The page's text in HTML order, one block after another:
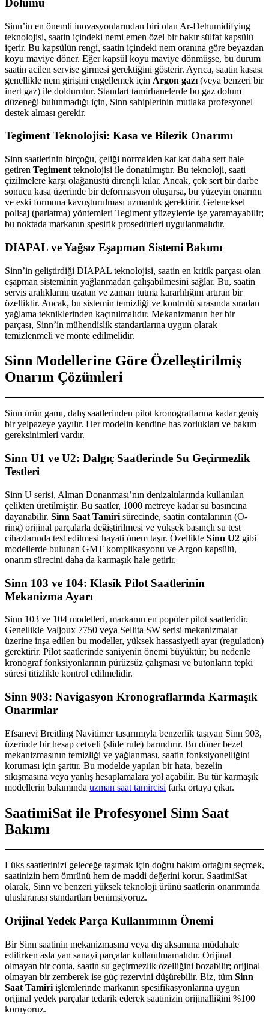
Dolumu
Sinn’in en önemli inovasyonlarından biri olan Ar-Dehumidifying
teknolojisi, saatin içindeki nemi emen özel bir bakır sülfat kapsülü
içerir. Bu kapsülün rengi, saatin içindeki nem oranına göre beyazdan
koyu maviye döner. Eğer kapsül koyu maviye dönmüşse, bu durum
saatin acilen servise girmesi gerektiğini gösterir. Ayrıca, saatin kasası
genellikle nem girişini engellemek için Argon gazı (veya benzeri bir
inert gaz) ile doldurulur. Standart tamirhanelerde bu gaz dolum
düzeneği bulunmadığı için, Sinn sahiplerinin mutlaka profesyonel
destek alması gerekir.
Tegiment Teknolojisi: Kasa ve Bilezik Onarımı
Sinn saatlerinin birçoğu, çeliği normalden kat kat daha sert hale
getiren Tegiment teknolojisi ile donatılmıştır. Bu teknoloji, saati
çizilmelere karşı olağanüstü dirençli kılar. Ancak, çok sert bir darbe
sonucu kasa üzerinde bir deformasyon oluşursa, bu yüzeyin onarımı
ve eski formuna kavuşturulması uzmanlık gerektirir. Geleneksel
polisaj (parlatma) yöntemleri Tegiment yüzeylerde işe yaramayabilir;
bu noktada markanın spesifik prosedürleri uygulanmalıdır.
DIAPAL ve Yağsız Eşapman Sistemi Bakımı
Sinn’in geliştirdiği DIAPAL teknolojisi, saatin en kritik parçası olan
eşapman sisteminin yağlanmadan çalışabilmesini sağlar. Bu, saatin
servis aralıklarını uzatan ve zaman tutma kararlılığını artıran bir
özelliktir. Ancak, bu sistemin temizliği ve kontrolü sırasında sıradan
yağlama tekniklerinden kaçınılmalıdır. Mekanizmanın her bir
parçası, Sinn’in mühendislik standartlarına uygun olarak
temizlenmeli ve monte edilmelidir.
Sinn Modellerine Göre Özelleştirilmiş
Onarım Çözümleri
Sinn ürün gamı, dalış saatlerinden pilot kronograflarına kadar geniş
bir yelpazeye yayılır. Her modelin kendine has zorlukları ve bakım
gereksinimleri vardır.
Sinn U1 ve U2: Dalgıç Saatlerinde Su Geçirmezlik
Testleri
Sinn U serisi, Alman Donanması’nın denizaltılarında kullanılan
çelikten üretilmiştir. Bu saatler, 1000 metreye kadar su basıncına
dayanabilir. Sinn Saat Tamiri sürecinde, saatin contalarının (O-
ring) orijinal parçalarla değiştirilmesi ve yüksek basınçlı su test
cihazlarında test edilmesi hayati önem taşır. Özellikle Sinn U2 gibi
modellerde bulunan GMT komplikasyonu ve Argon kapsülü,
onarım sürecini daha da karmaşık hale getirir.
Sinn 103 ve 104: Klasik Pilot Saatlerinin
Mekanizma Ayarı
Sinn 103 ve 104 modelleri, markanın en popüler pilot saatleridir.
Genellikle Valjoux 7750 veya Sellita SW serisi mekanizmalar
üzerine inşa edilen bu modeller, yüksek hassasiyetli ayar (regulation)
gerektirir. Pilot saatlerinde saniyenin önemi büyüktür; bu nedenle
kronograf fonksiyonlarının pürüzsüz çalışması ve butonların tepki
süresi titizlikle kontrol edilmelidir.
Sinn 903: Navigasyon Kronograflarında Karmaşık
Onarımlar
Efsanevi Breitling Navitimer tasarımıyla benzerlik taşıyan Sinn 903,
üzerinde bir hesap cetveli (slide rule) barındırır. Bu döner bezel
mekanizmasının temizliği ve yağlanması, saatin fonksiyonelliğini
koruması için şarttır. Bu modelde yapılan bir hata, bezelin
sıkışmasına veya yanlış hesaplamalara yol açabilir. Bu tür karmaşık
modellerin bakımında uzman saat tamircisi farkı ortaya çıkar.
SaatimiSat ile Profesyonel Sinn Saat
Bakımı
Lüks saatlerinizi geleceğe taşımak için doğru bakım ortağını seçmek,
saatinizin hem ömrünü hem de maddi değerini korur. SaatimiSat
olarak, Sinn ve benzeri yüksek teknoloji ürünü saatlerin onarımında
uluslararası standartları benimsiyoruz.
Orijinal Yedek Parça Kullanımının Önemi
Bir Sinn saatinin mekanizmasına veya dış aksamına müdahale
edilirken asla yan sanayi parçalar kullanılmamalıdır. Orijinal
olmayan bir conta, saatin su geçirmezlik özelliğini bozabilir; orijinal
olmayan bir zemberek ise güç rezervini düşürebilir. Biz, tüm Sinn
Saat Tamiri işlemlerinde markanın spesifikasyonlarına uygun
orijinal yedek parçalar tedarik ederek saatinizin orijinalliğini %100
koruyoruz.